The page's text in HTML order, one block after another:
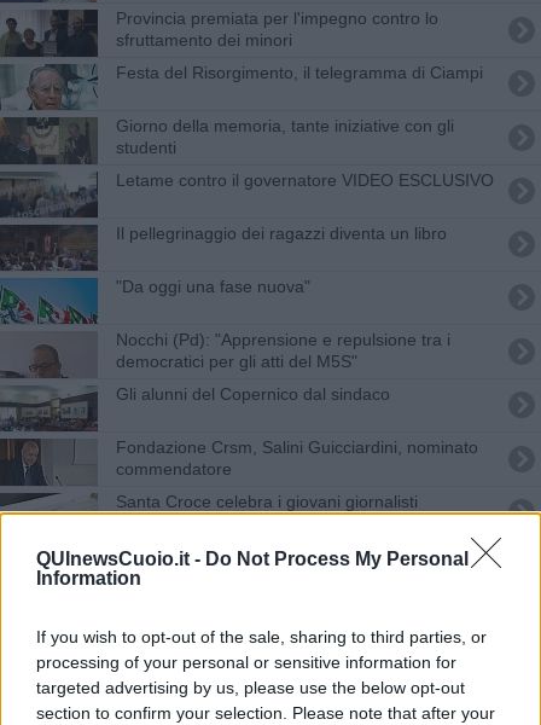
QUInewsCuoio.it - Do Not Process My Personal
Information
If you wish to opt-out of the sale, sharing to third parties, or
processing of your personal or sensitive information for
targeted advertising by us, please use the below opt-out
section to confirm your selection. Please note that after your
Provincia premiata per l'impegno contro lo
sfruttamento dei minori
Festa del Risorgimento, il telegramma di Ciampi
Giorno della memoria, tante iniziative con gli
studenti
Letame contro il governatore VIDEO ESCLUSIVO
Il pellegrinaggio dei ragazzi diventa un libro
"Da oggi una fase nuova"
Nocchi (Pd): "Apprensione e repulsione tra i
democratici per gli atti del M5S"
Gli alunni del Copernico dal sindaco
Fondazione Crsm, Salini Guicciardini, nominato
commendatore
Santa Croce celebra i giovani giornalisti
Scrutatori, precedenza ai disoccupati
Giampiero Maioli cavaliere del lavoro
Scuole, aziende e banche si incontrano